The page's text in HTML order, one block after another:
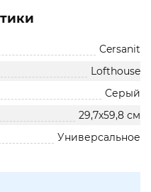
Cersanit
Lofthouse
Серый
29,7х59,8 см
Универсальное